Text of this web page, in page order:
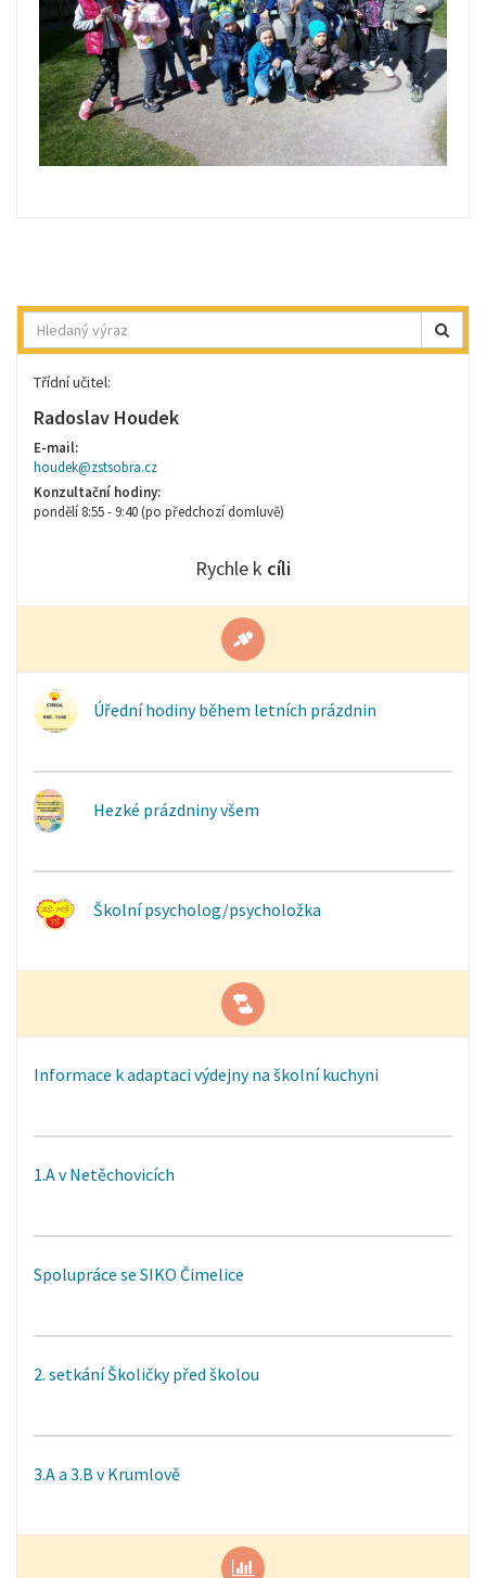
Hledat
Třídní učitel:
Radoslav Houdek
E-mail:
houdek@zstsobra.cz
Konzultační hodiny:
pondělí 8:55 - 9:40 (po předchozí domluvě)
Rychle k cíli
Úřední hodiny během letních prázdnin
Hezké prázdniny všem
Školní psycholog/psycholožka
Informace k adaptaci výdejny na školní kuchyni
1.A v Netěchovicích
Spolupráce se SIKO Čimelice
2. setkání Školičky před školou
3.A a 3.B v Krumlově